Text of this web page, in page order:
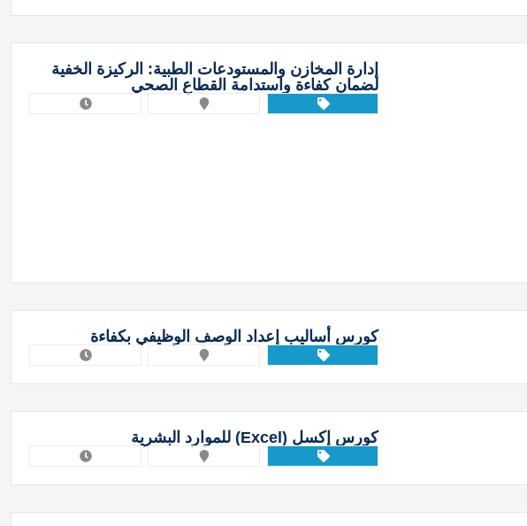
إدارة المخازن والمستودعات الطبية: الركيزة الخفية
لضمان كفاءة واستدامة القطاع الصحي
كورس أساليب إعداد الوصف الوظيفي بكفاءة
كورس إكسل (Excel) للموارد البشرية